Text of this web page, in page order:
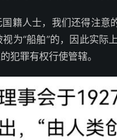
籍人士，我们还得注
为“船舶”的，因此实际
犯罪有权行使管辖。